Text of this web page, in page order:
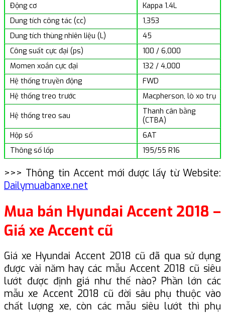
Động cơ
Kappa 1.4L
Dung tích công tác (cc)
1,353
Dung tích thùng nhiên liệu (L)
45
Công suất cực đại (ps)
100 / 6,000
Momen xoắn cực đại
132 / 4,000
Hệ thống truyền động
FWD
Hệ thống treo trước
Macpherson, lò xo trụ
Hệ thống treo sau
Thanh cân bằng
(CTBA)
Hộp số
6AT
Thông số lốp
195/55 R16
>>> Thông tin Accent mới được lấy từ Website:
Dailymuabanxe.net
Mua bán Hyundai Accent 2018 –
Giá xe Accent cũ
Giá xe Hyundai Accent 2018 cũ đã qua sử dụng
được vài năm hay các mẫu Accent 2018 cũ siêu
lướt được định giá như thế nào? Phần lớn các
mẫu xe Accent 2018 cũ đời sâu phụ thuộc vào
chất lượng xe, còn các mẫu siêu lướt thì phụ